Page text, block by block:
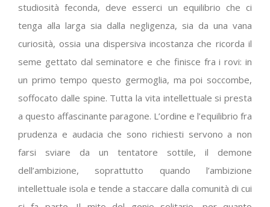
studiosità feconda, deve esserci un equilibrio che ci
tenga alla larga sia dalla negligenza, sia da una vana
curiosità, ossia una dispersiva incostanza che ricorda il
seme gettato dal seminatore e che finisce fra i rovi: in
un primo tempo questo germoglia, ma poi soccombe,
soffocato dalle spine. Tutta la vita intellettuale si presta
a questo affascinante paragone. L’ordine e l’equilibrio fra
prudenza e audacia che sono richiesti servono a non
farsi sviare da un tentatore sottile, il demone
dell’ambizione, soprattutto quando l’ambizione
intellettuale isola e tende a staccare dalla comunità di cui